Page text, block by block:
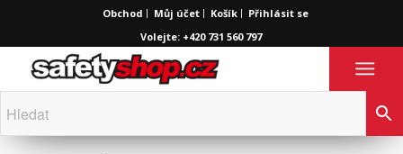
Obchod Můj účet Košík
Přihlásit se
Volejte: +420 731 560 797